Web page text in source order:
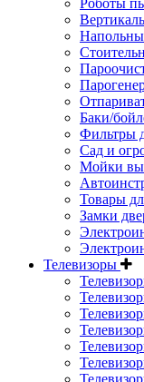
Баки/
Фильтры
Сад и
Мойки
Товары
Замки
Телевизоры